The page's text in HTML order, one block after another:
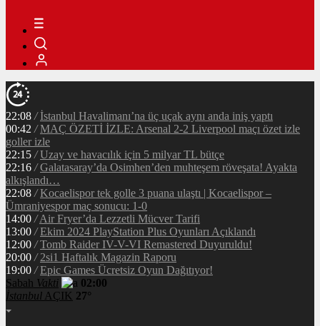
22:08 / İstanbul Havalimanı’na üç uçak aynı anda iniş yaptı
00:42 / MAÇ ÖZETİ İZLE: Arsenal 2-2 Liverpool maçı özet izle
goller izle
22:15 / Uzay ve havacılık için 5 milyar TL bütçe
22:16 / Galatasaray’da Osimhen’den muhteşem röveşata! Ayakta
alkışlandı…
22:08 / Kocaelispor tek golle 3 puana ulaştı | Kocaelispor –
Ümraniyespor maç sonucu: 1-0
14:00 / Air Fryer’da Lezzetli Mücver Tarifi
13:00 / Ekim 2024 PlayStation Plus Oyunları Açıklandı
12:00 / Tomb Raider IV-V-VI Remastered Duyuruldu!
20:00 / 2si1 Haftalık Magazin Raporu
19:00 / Epic Games Ücretsiz Oyun Dağıtıyor!
Sabah Vakti
02:00
İstanbul AÇIK 27°